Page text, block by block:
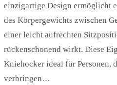
einzigartige Design ermöglicht
des Körpergewichts zwischen
einer leicht aufrechten
rückenschonend wirkt. Diese
Kniehocker ideal für Personen,
verbringen…